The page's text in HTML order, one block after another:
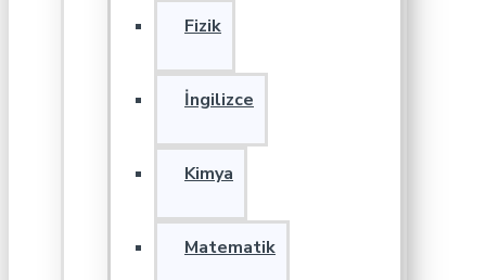
Fizik
İngilizce
Kimya
Matematik